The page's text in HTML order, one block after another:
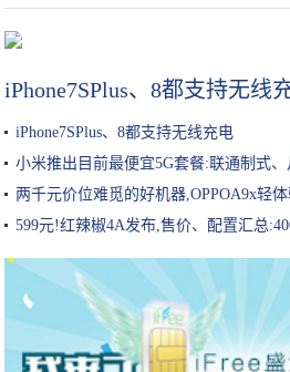
大姐校门外卖小吃，常被家长常嫌弃，
iPhone7SPlus、8都支持无线
iPhone7SPlus、8都支持无线充电
小米推出目前最便宜5G套餐:联通制式、
两千元价位难觅的好机器,OPPOA9x轻
599元!红辣椒4A发布,售价、配置汇总